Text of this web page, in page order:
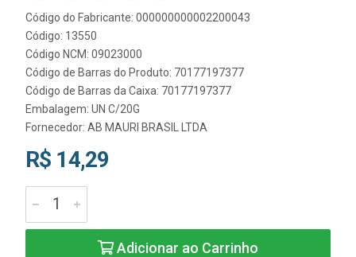
Código do Fabricante: 000000000002200043
Código: 13550
Código NCM: 09023000
Código de Barras do Produto: 70177197377
Código de Barras da Caixa: 70177197377
Embalagem: UN C/20G
Fornecedor: AB MAURI BRASIL LTDA
R$ 14,29
Adicionar ao Carrinho